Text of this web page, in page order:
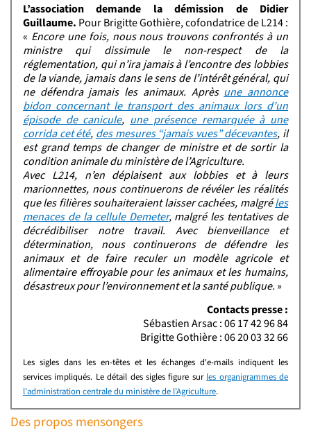
L’association demande la démission de Didier
Guillaume. Pour Brigitte Gothière, cofondatrice de L214 :
« Encore une fois, nous nous trouvons confrontés à un
ministre qui dissimule le non-respect de la
réglementation, qui n’ira jamais à l’encontre des lobbies
de la viande, jamais dans le sens de l’intérêt général, qui
ne défendra jamais les animaux. Après une annonce
bidon concernant le transport des animaux lors d’un
épisode de canicule, une présence remarquée à une
corrida cet été, des mesures “jamais vues” décevantes, il
est grand temps de changer de ministre et de sortir la
condition animale du ministère de l’Agriculture.
Avec L214, n’en déplaisent aux lobbies et à leurs
marionnettes, nous continuerons de révéler les réalités
que les filières souhaiteraient laisser cachées, malgréles
menaces de la cellule Demeter, malgré les tentatives de
décrédibiliser notre travail. Avec bienveillance et
détermination, nous continuerons de défendre les
animaux et de faire reculer un modèle agricole et
alimentaire effroyable pour les animaux et les humains,
désastreux pour l’environnement et la santé publique. »
Contacts presse :
Sébastien Arsac : 06 17 42 96 84
Brigitte Gothière : 06 20 03 32 66
Les sigles dans les en-têtes et les échanges d'e-mails indiquent les
services impliqués. Le détail des sigles figure sur les organigrammes de
l'administration centrale du ministère de l'Agriculture.
Des propos mensongers